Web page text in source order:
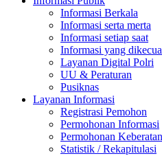
Informasi Berkala
Informasi serta merta
Informasi setiap saat
Informasi yang
Layanan Digital Polri
UU & Peraturan
Pusiknas
Layanan Informasi
Registrasi Pemohon
Permohonan Informasi
Permohonan Keberatan
Statistik / Rekapitulasi